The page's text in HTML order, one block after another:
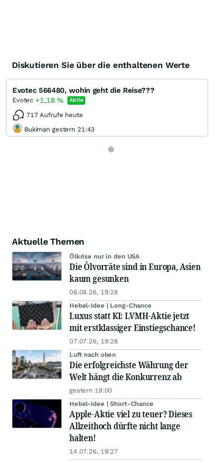
Diskutieren Sie über die enthaltenen Werte
Evotec 566480, wohin geht die Reise???
Evotec +1,18% Aktie
717 Aufrufe heute
Bukiman gestern 21:43
Aktuelle Themen
Ölkrise nur in den USA
Die Ölvorräte sind in Europa, Asien
kaum gesunken
06.08.26, 19:28
Hebel-Idee | Long-Chance
Luxus statt KI: LVMH-Aktie jetzt
mit erstklassiger Einstiegschance!
07.07.26, 19:28
Luft nach oben
Die erfolgreichste Währung der
Welt hängt die Konkurrenz ab
gestern 18:00
Hebel-Idee | Short-Chance
Apple-Aktie viel zu teuer? Dieses
Allzeithoch dürfte nicht lange
halten!
14.07.26, 19:27